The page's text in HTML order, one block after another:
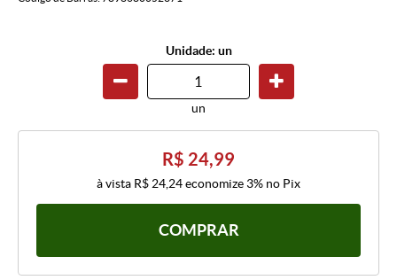
Unidade: un
un
R$ 24,99
à vista R$ 24,24economize 3% no Pix
COMPRAR